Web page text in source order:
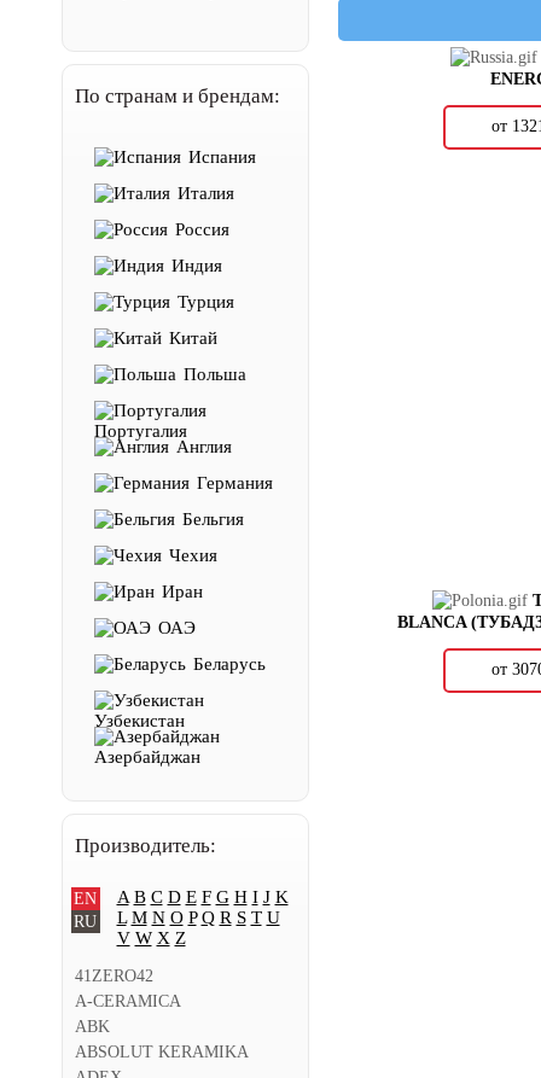
По странам и брендам:
Испания
Италия
Россия
Индия
Турция
Китай
Польша
Португалия
Англия
Германия
Бельгия
Чехия
Иран
ОАЭ
Беларусь
Узбекистан
Азербайджан
Производитель:
EN
RU
A B C D E F G H I J K
L M N O P Q R S T U
V W X Z
41ZERO42
A-CERAMICA
ABK
ABSOLUT KERAMIKA
от
BLANCA
от